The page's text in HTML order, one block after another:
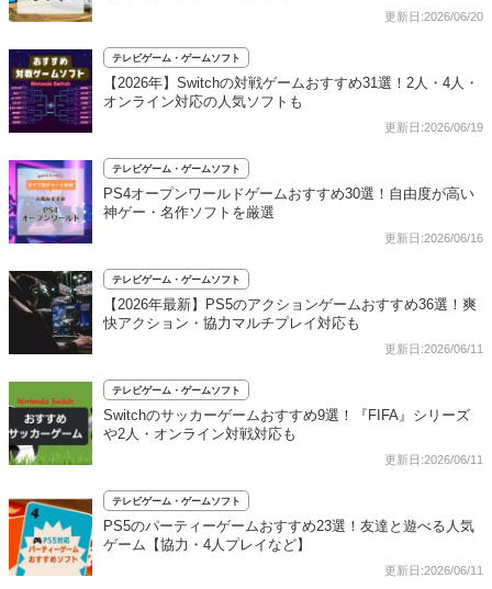
更新日:2026/06/20
テレビゲーム・ゲームソフト
【2026年】Switchの対戦ゲームおすすめ31選！2人・4人・
オンライン対応の人気ソフトも
更新日:2026/06/19
テレビゲーム・ゲームソフト
PS4オープンワールドゲームおすすめ30選！自由度が高い
神ゲー・名作ソフトを厳選
更新日:2026/06/16
テレビゲーム・ゲームソフト
【2026年最新】PS5のアクションゲームおすすめ36選！爽
快アクション・協力マルチプレイ対応も
更新日:2026/06/11
テレビゲーム・ゲームソフト
Switchのサッカーゲームおすすめ9選！『FIFA』シリーズ
や2人・オンライン対戦対応も
更新日:2026/06/11
テレビゲーム・ゲームソフト
PS5のパーティーゲームおすすめ23選！友達と遊べる人気
ゲーム【協力・4人プレイなど】
更新日:2026/06/11